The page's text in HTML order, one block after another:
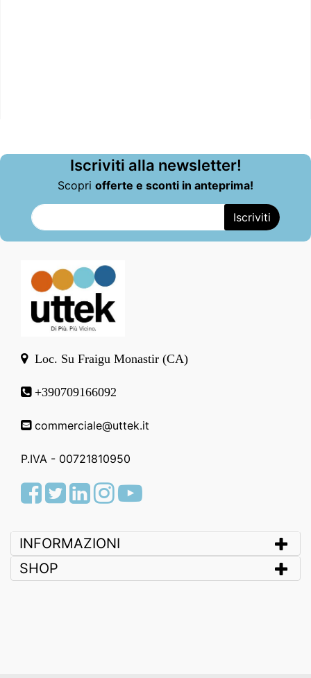
Iscriviti alla newsletter!
Scopri offerte e sconti in anteprima!
Loc. Su Fraigu Monastir (CA)
+390709166092
commerciale@uttek.it
P.IVA - 00721810950
Facebook
TwitterLinkedInInstagram
Youtube
INFORMAZIONI
SHOP